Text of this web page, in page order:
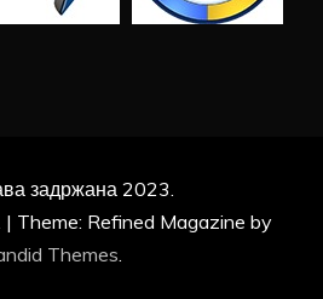
задржана 2023.
| Theme: Refined Magazine by
Themes.